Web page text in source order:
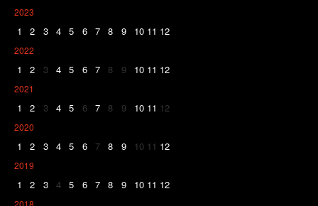
2023
1 2 3 4 5 6 7 8 9 10 11 12
2022
1 2 3 4 5 6 7 8 9 10 11 12
2021
1 2 3 4 5 6 7 8 9 10 11 12
2020
1 2 3 4 5 6 7 8 9 10 11 12
2019
1 2 3 4 5 6 7 8 9 10 11 12
2018